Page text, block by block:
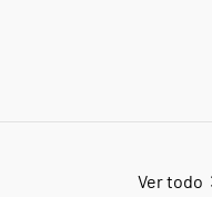
Ver todo